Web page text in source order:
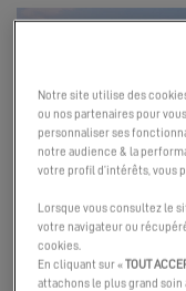
Rejoignez-nous à
Notre site utilise des
ou nos partenaires pour
personnaliser ses
notre audience & la
votre profil d’intérêts, vous
Lorsque vous consultez le
votre navigateur ou
cookies.
En cliquant sur «TOUT
attachons le plus grand